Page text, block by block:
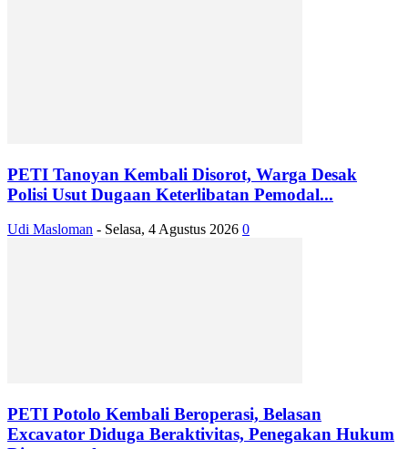
PETI Tanoyan Kembali Disorot, Warga Desak
Polisi Usut Dugaan Keterlibatan Pemodal...
Udi Masloman - Selasa, 4 Agustus 2026 0
PETI Potolo Kembali Beroperasi, Belasan
Excavator Diduga Beraktivitas, Penegakan Hukum